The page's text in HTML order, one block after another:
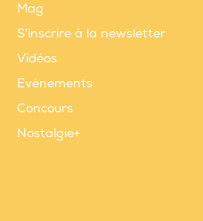
Mag
S'inscrire à la newsletter
Vidéos
Evènements
Concours
Nostalgie+